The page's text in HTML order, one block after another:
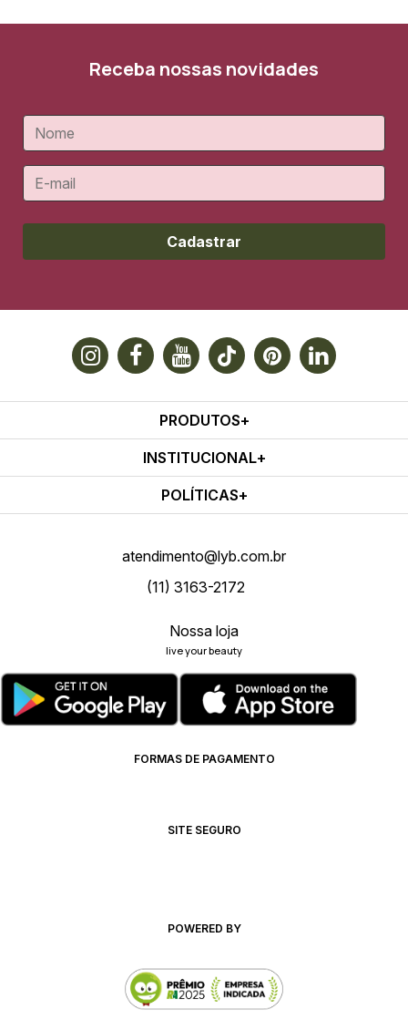
Receba nossas novidades
Cadastrar
PRODUTOS
INSTITUCIONAL
POLÍTICAS
atendimento@lyb.com.br
(11) 3163-2172
Nossa loja
live your beauty
FORMAS DE PAGAMENTO
SITE SEGURO
POWERED BY